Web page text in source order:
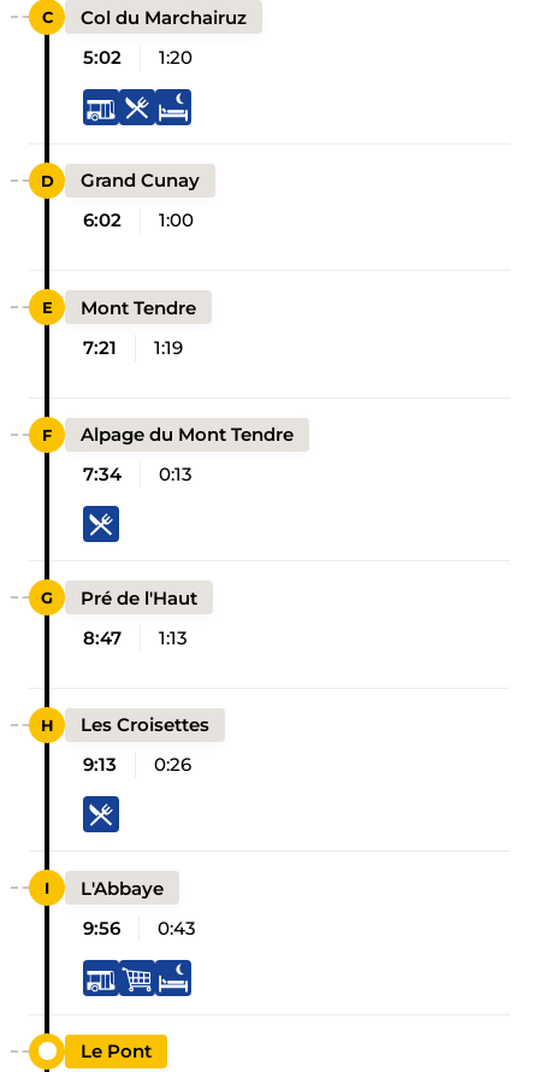
Col du Marchairuz
5:02
1:20
Grand Cunay
6:02
1:00
Mont Tendre
7:21
1:19
Alpage du Mont Tendre
7:34
0:13
Pré de l'Haut
8:47
1:13
Les Croisettes
9:13
0:26
L'Abbaye
9:56
0:43
Le Pont